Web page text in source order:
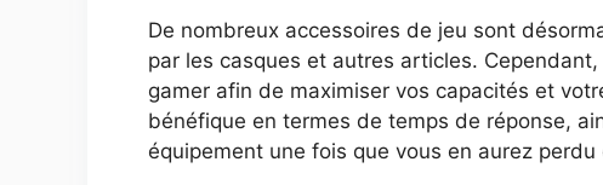
De nombreux accessoires de jeu sont
par les casques et autres articles.
gamer afin de maximiser vos capacités et
bénéfique en termes de temps de réponse,
équipement une fois que vous en aurez perdu